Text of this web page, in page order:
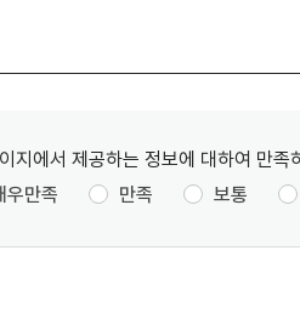
지에서 제공하는 정보에 대하여 만족
우만족
만족 보통